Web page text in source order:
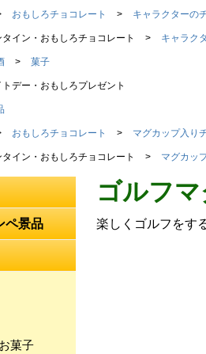
おもしろチョコレート キャラクターの
イン・おもしろチョコレート キャラク
菓子
デー・おもしろプレゼント
おもしろチョコレート マグカップ入り
イン・おもしろチョコレート マグカッ
ペ景品
菓子
ゴルフ
楽しくゴルフをす